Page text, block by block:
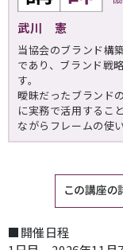
武川 憲
当協会のブランド構
であり、ブランド戦
す。
曖昧だったブランド
に実務で活用するこ
ながらフレームの使
■開催日程